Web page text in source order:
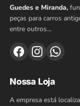
Guedes e Miranda,
peças para carros
entre outros…
Nossa Loja
A empresa está